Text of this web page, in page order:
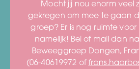
Mocht jij nou enorm veel
gekregen om mee te gaan
groep? Er is nog ruimte voor
namelijk! Bel of mail dan
Beweeggroep Dongen,
(06-40619972 of